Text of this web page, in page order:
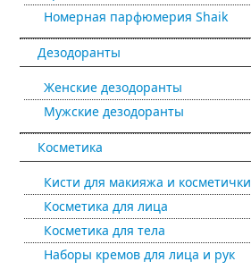
Номерная парфюмерия Shaik
Дезодоранты
Женские дезодоранты
Мужские дезодоранты
Косметика
Кисти для макияжа и косметички
Косметика для лица
Косметика для тела
Наборы кремов для лица и рук